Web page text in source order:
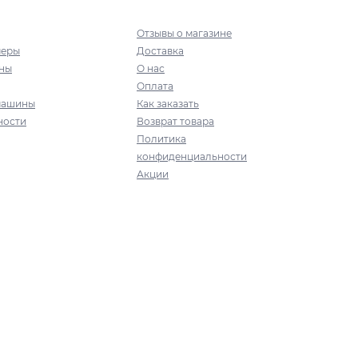
Отзывы о магазине
Доставка
О нас
Оплата
Как заказать
Возврат товара
Политика
конфиденциальности
Акции